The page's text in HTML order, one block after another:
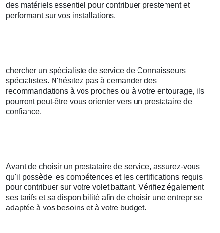
des matériels essentiel pour contribuer prestement et
performant sur vos installations.
chercher un spécialiste de service de Connaisseurs
spécialistes. N'hésitez pas à demander des
recommandations à vos proches ou à votre entourage, ils
pourront peut-être vous orienter vers un prestataire de
confiance.
Avant de choisir un prestataire de service, assurez-vous
qu'il possède les compétences et les certifications requis
pour contribuer sur votre volet battant. Vérifiez également
ses tarifs et sa disponibilité afin de choisir une entreprise
adaptée à vos besoins et à votre budget.